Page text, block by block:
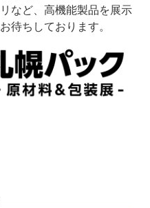
など、高機能製品を展示
待ちしております。